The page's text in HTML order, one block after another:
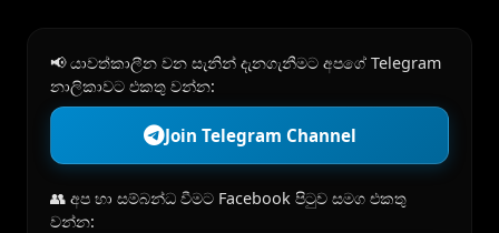
📢 යාවත්කාලීන වන සැනින් දැනගැනීමට අපගේ Telegram
නාලිකාවට එකතු වන්න:
Join Telegram Channel
👥 අප හා සම්බන්ධ වීමට Facebook පිටුව සමග එකතු
වන්න: